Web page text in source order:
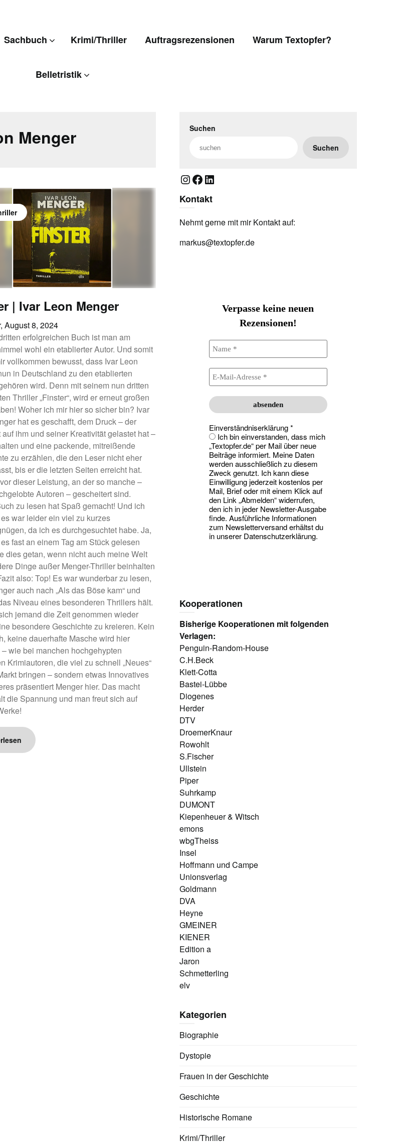
Sachbuch Krimi/Thriller Auftragsrezensionen Warum Textopfer?
Belletristik
Menger
| Ivar Leon Menger
August 8, 2024
erfolgreichen Buch ist man am
wohl ein etablierter Autor. Und somit
vollkommen bewusst, dass Ivar Leon
in Deutschland zu den etablierten
wird. Denn mit seinem nun dritten
Thriller „Finster“, wird er erneut großen
Woher ich mir hier so sicher bin? Ivar
hat es geschafft, dem Druck – der
auf ihm und seiner Kreativität gelastet hat –
und eine packende, mitreißende
zu erzählen, die den Leser nicht eher
bis er die letzten Seiten erreicht hat.
dieser Leistung, an der so manche –
Autoren – gescheitert sind.
zu lesen hat Spaß gemacht! Und ich
war leider ein viel zu kurzes
da ich es durchgesuchtet habe. Ja,
fast an einem Tag am Stück gelesen
dies getan, wenn nicht auch meine Welt
Dinge außer Menger-Thriller beinhalten
also: Top! Es war wunderbar zu lesen,
auch nach „Als das Böse kam“ und
Niveau eines besonderen Thrillers hält.
jemand die Zeit genommen wieder
besondere Geschichte zu kreieren. Kein
keine dauerhafte Masche wird hier
wie bei manchen hochgehypten
Krimiautoren, die viel zu schnell „Neues“
bringen – sondern etwas Innovatives
präsentiert Menger hier. Das macht
die Spannung und man freut sich auf
Suchen
Suchen
Instagram
Facebook
LinkedIn
Kontakt
Nehmt gerne mit mir Kontakt auf:
markus@textopfer.de
Verpasse keine neuen
Rezensionen!
Einverständniserklärung*
Ich bin einverstanden, dass mich
„Textopfer.de“ per Mail über neue
Beiträge informiert. Meine Daten
werden ausschließlich zu diesem
Zweck genutzt. Ich kann diese
Einwilligung jederzeit kostenlos per
Mail, Brief oder mit einem Klick auf
den Link „Abmelden“ widerrufen,
den ich in jeder Newsletter-Ausgabe
finde. Ausführliche Informationen
zum Newsletterversand erhältst du
in unserer Datenschutzerklärung.
Kooperationen
Bisherige Kooperationen mit folgenden
Verlagen:
Penguin-Random-House
C.H.Beck
Klett-Cotta
Bastei-Lübbe
Diogenes
Herder
DTV
DroemerKnaur
Rowohlt
S.Fischer
Ullstein
Piper
Suhrkamp
DUMONT
Kiepenheuer & Witsch
emons
wbgTheiss
Insel
Hoffmann und Campe
Unionsverlag
Goldmann
DVA
Heyne
GMEINER
KIENER
Edition a
Jaron
Schmetterling
elv
Kategorien
Biographie
Dystopie
Frauen in der Geschichte
Geschichte
Historische Romane
Krimi/Thriller